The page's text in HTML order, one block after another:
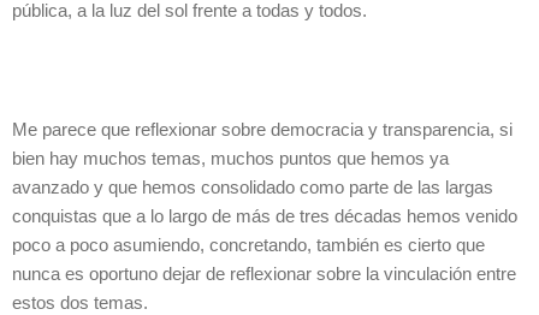
pública, a la luz del sol frente a todas y todos.
Me parece que reflexionar sobre democracia y transparencia, si
bien hay muchos temas, muchos puntos que hemos ya
avanzado y que hemos consolidado como parte de las largas
conquistas que a lo largo de más de tres décadas hemos venido
poco a poco asumiendo, concretando, también es cierto que
nunca es oportuno dejar de reflexionar sobre la vinculación entre
estos dos temas.